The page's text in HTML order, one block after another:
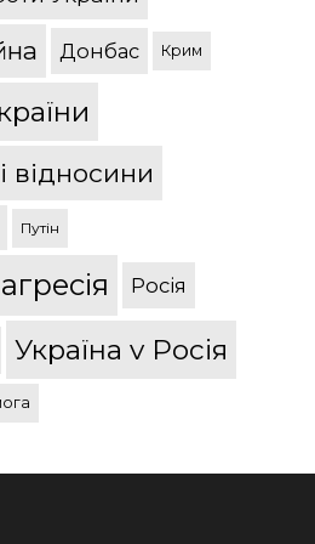
Донбас Крим
відносини
Путін
Росія
Україна v Росія